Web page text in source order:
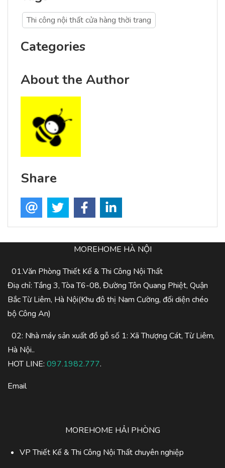
Thi công nội thất cửa hàng thời trang
Categories
About the Author
Share
MOREHOME HÀ NỘI
01.Văn Phòng Thiết Kế & Thi Công Nội Thất
Điạ chỉ: Tầng 3, Tòa T6-08, Đường Tôn Quang Phiệt, Quận
Bắc Từ Liêm, Hà Nội(Khu đô thị Nam Cường, đối diện chéo
bộ Công An)
02: Nhà máy sản xuất đồ gỗ số 1: Xã Thượng Cát, Từ Liêm,
Hà Nội..
HOT LINE: 097.1982.777.
Email
MOREHOME HẢI PHÒNG
VP Thiết Kế & Thi Công Nội Thất chuyên nghiệp